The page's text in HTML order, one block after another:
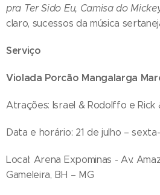
pra Ter Sido Eu, Camisa do
claro, sucessos da música
Serviço
Violada Porcão Mangalarga
Atrações: Israel & Rodolffo e Rick
Data e horário: 21 de julho –
Local: Arena Expominas - Av.
Gameleira, BH – MG